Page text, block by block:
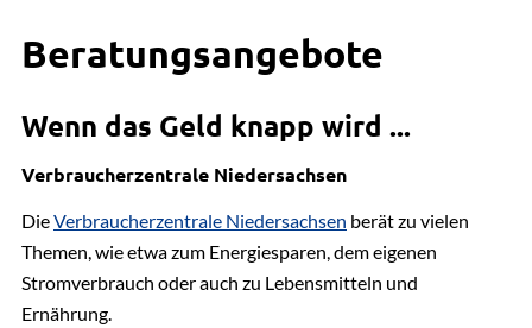
04131 26-0
Grundsicherung bei Erwerbsminderung im Alter
Hilfe zum Lebensunterhalt (Sozialhilfe)
Elterngeld
Beratungsangebote
Wenn das Geld knapp wird ...
Verbraucherzentrale Niedersachsen
DieVerbraucherzentrale Niedersachsen berät zu vielen
Themen, wie etwa zum Energiesparen, dem eigenen
Stromverbrauch oder auch zu Lebensmitteln und
Ernährung.